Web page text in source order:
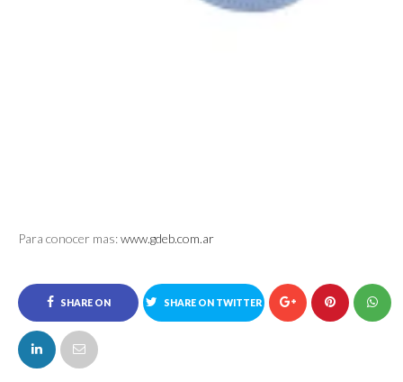
Para conocer mas:www.gdeb.com.ar
SHARE ON
FACEBOOK
SHARE ON TWITTER